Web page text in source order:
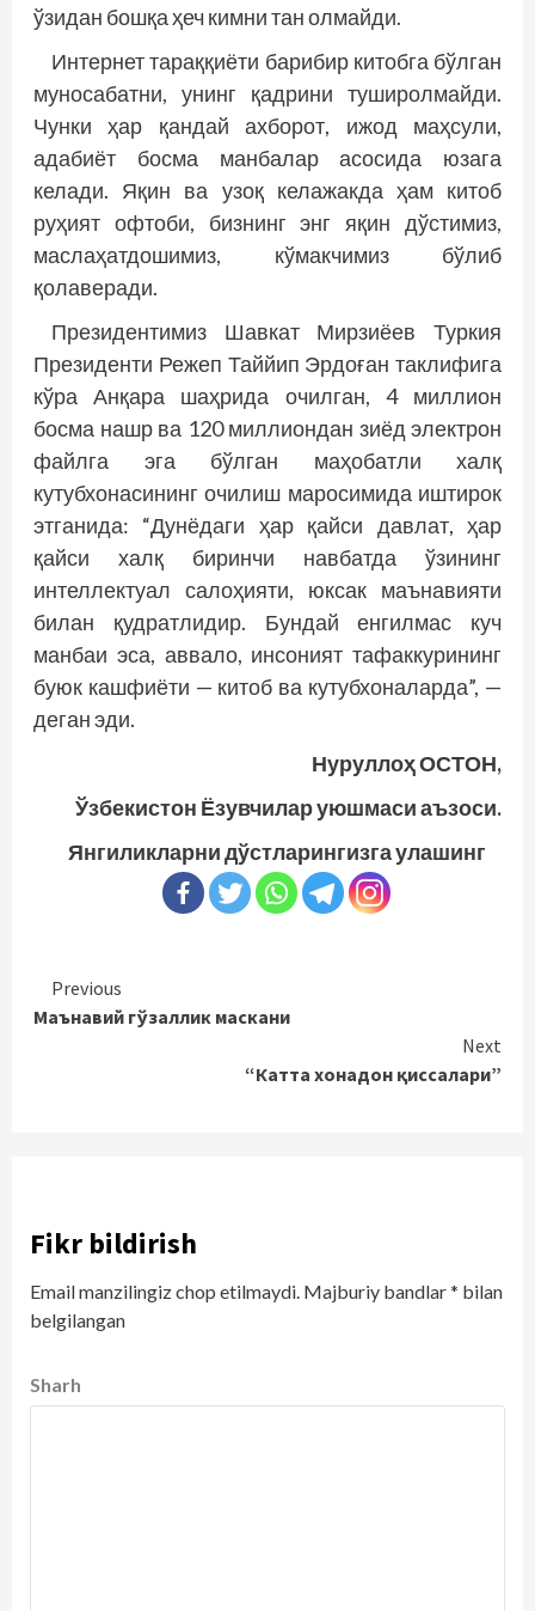
ўзидан бошқа ҳеч кимни тан олмайди.
Интернет тараққиёти барибир китобга бўлган
муносабатни, унинг қадрини туширолмайди.
Чунки ҳар қандай ахборот, ижод маҳсули,
адабиёт босма манбалар асосида юзага
келади. Яқин ва узоқ келажакда ҳам китоб
руҳият офтоби, бизнинг энг яқин дўстимиз,
маслаҳатдошимиз, кўмакчимиз бўлиб
қолаверади.
Президентимиз Шавкат Мирзиёев Туркия
Президенти Режеп Таййип Эрдоған таклифига
кўра Анқара шаҳрида очилган, 4 миллион
босма нашр ва 120 миллиондан зиёд электрон
файлга эга бўлган маҳобатли халқ
кутубхонасининг очилиш маросимида иштирок
этганида: “Дунёдаги ҳар қайси давлат, ҳар
қайси халқ биринчи навбатда ўзининг
интеллектуал салоҳияти, юксак маънавияти
билан қудратлидир. Бундай енгилмас куч
манбаи эса, аввало, инсоният тафаккурининг
буюк кашфиёти — китоб ва кутубхоналарда”, —
деган эди.
Нуруллоҳ ОСТОН,
Ўзбекистон Ёзувчилар уюшмаси аъзоси.
Янгиликларни дўстларингизга улашинг
Continue
Reading
Previous
Маънавий гўзаллик маскани
Next
“Катта хонадон қиссалари”
Fikr bildirish
Email manzilingiz chop etilmaydi. Majburiy bandlar* bilan
belgilangan
Sharh